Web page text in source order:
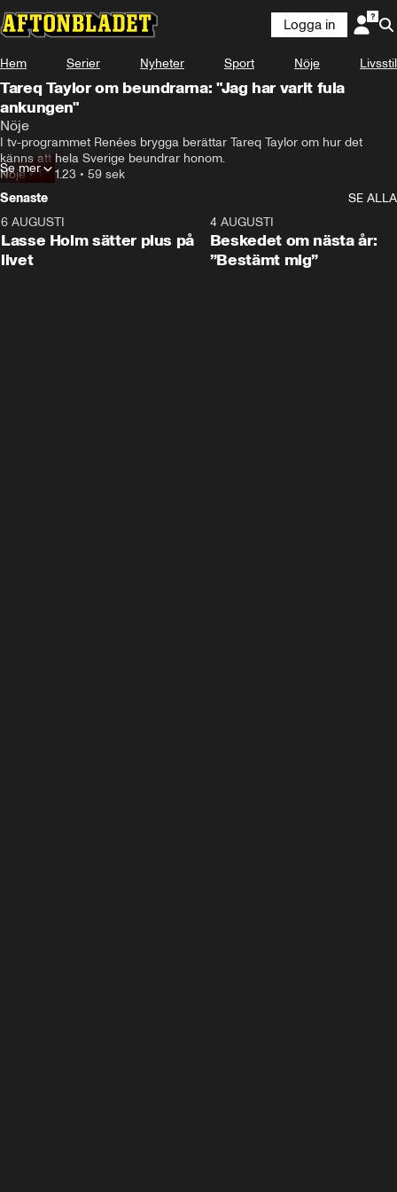
Logga in
Hem Serier Nyheter Sport Nöje Livsstil
Tareq Taylor om beundrarna: "Jag har varit fula
ankungen"
Nöje
I tv-programmet Renées brygga berättar Tareq Taylor om hur det
känns att hela Sverige beundrar honom.
Nöje•17.01.23 • 59 sek
Se mer
Senaste
SE ALLA
6 AUGUSTI
Lasse Holm sätter plus på
livet
4 AUGUSTI
Beskedet om nästa år:
”Bestämt mig”